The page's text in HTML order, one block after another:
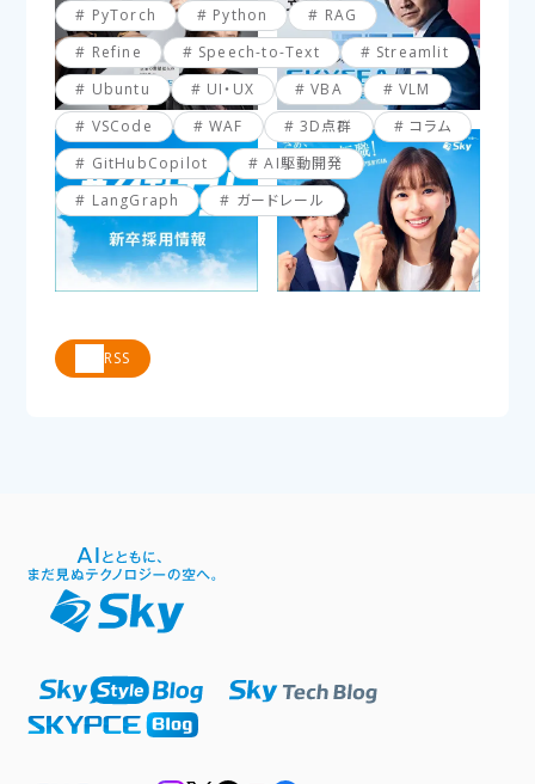
PyTorch
Python
RAG
Refine
Speech-to-Text
Streamlit
Ubuntu
UI・UX VBA
VLM
VSCode
WAF 3D点群
コラム
GitHubCopilot
AI駆動開発
LangGraph
ガードレール
RSS